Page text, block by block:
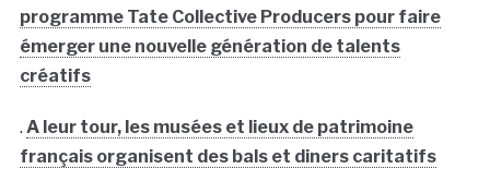
programme Tate Collective Producers pour faire
émerger une nouvelle génération de talents
créatifs
. A leur tour, les musées et lieux de patrimoine
français organisent des bals et diners caritatifs